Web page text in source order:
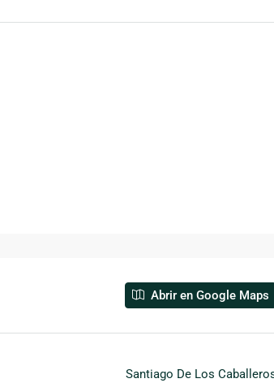
Abrir en Google Maps
Santiago De Los